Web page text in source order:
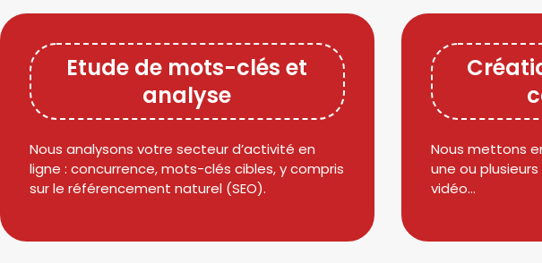
Etude de mots-clés et
analyse
Nous analysons votre secteur d’activité en
ligne : concurrence, mots-clés cibles, y compris
sur le référencement naturel (SEO).
Nous mettons
une ou
vidéo…